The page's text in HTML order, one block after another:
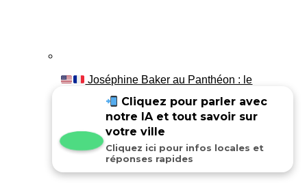
Joséphine Baker au Panthéon : le
Cliquez pour parler avec
notre IA et tout savoir sur
votre ville
Cliquez ici pour infos locales et
réponses rapides